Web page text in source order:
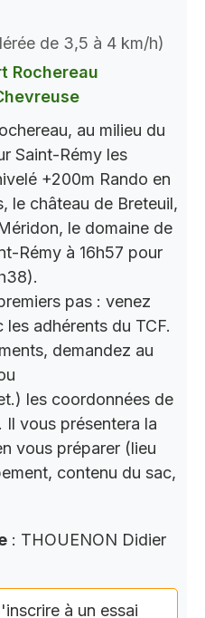
de 3,5 à 4 km/h)
Rochereau
au milieu du
Saint-Rémy les
+200m Rando en
le château de Breteuil,
le domaine de
Rémy à 16h57 pour
pas : venez
adhérents du TCF.
demandez au
les coordonnées de
Il vous présentera la
vous préparer (lieu
contenu du sac,
: THOUENON Didier
à un essai